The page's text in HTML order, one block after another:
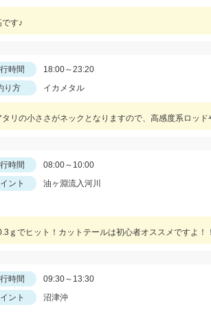
す♪
時間
18:00～23:20
り方 イカメタル
時間
08:00～10:00
ント
油ヶ淵流入河川
でヒット！カットテールは初心者オススメですよ！！
時間
09:30～13:30
ント
沼津沖